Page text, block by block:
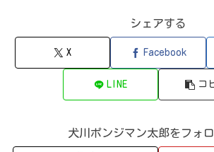
シェアする
X Facebook
LINE コ
犬川ポンジマン太郎をフォ